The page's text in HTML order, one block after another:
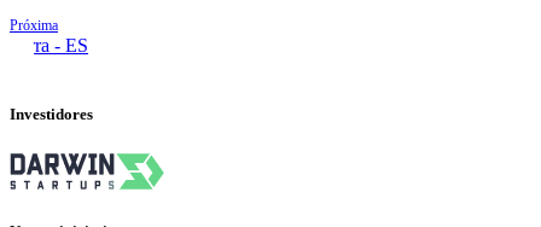
Próxima
Serra - ES
Investidores